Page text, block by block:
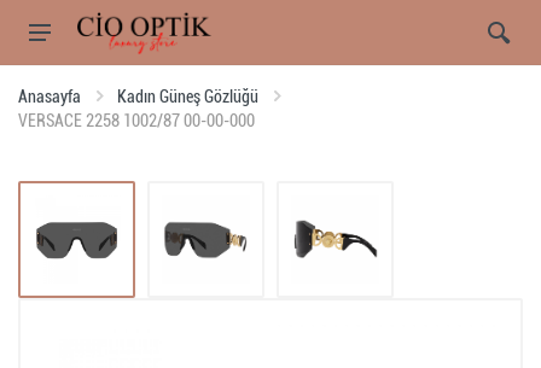
Anasayfa
Kadın Güneş Gözlüğü
VERSACE 2258 1002/87 00-00-000